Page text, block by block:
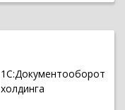
1С:Документооборот
холдинга